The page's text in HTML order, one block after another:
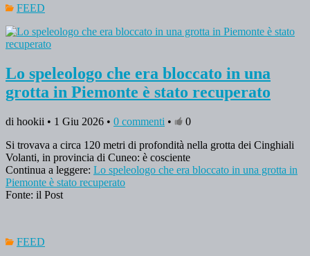
FEED
Lo speleologo che era bloccato in una
grotta in Piemonte è stato recuperato
di hookii • 1 Giu 2026 • 0 commenti •
0
Si trovava a circa 120 metri di profondità nella grotta dei Cinghiali
Volanti, in provincia di Cuneo: è cosciente
Continua a leggere: Lo speleologo che era bloccato in una grotta in
Piemonte è stato recuperato
Fonte: il Post
FEED